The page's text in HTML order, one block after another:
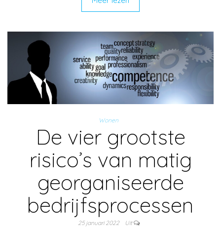
Wonen
De vier grootste
risico’s van matig
georganiseerde
bedrijfsprocessen
25 januari 2022 Uit